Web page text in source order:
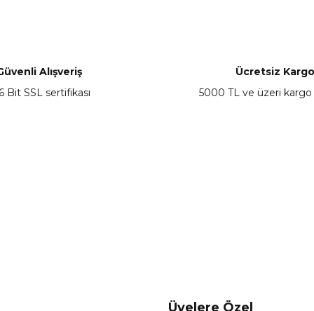
Alışveriş
Bit SSL sertifikası
Ücretsiz Kargo
5000 TL ve üzeri kargo
Üyelere Özel